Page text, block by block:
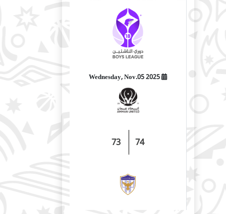
2025 Wednesday, Nov.05
74
73